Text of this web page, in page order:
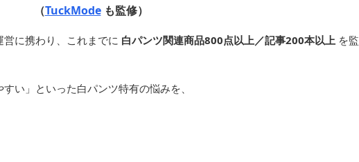
（TuckModeも監修）
に携わり、これまでに 白パンツ関連商品800点以上／記事200本以上 を監
い」といった白パンツ特有の悩みを、